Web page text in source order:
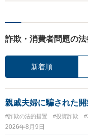
詐欺・消費者問題の
新着順
親戚夫婦に騙された
#詐欺の法的措置 #投資詐欺
2026年8月9日